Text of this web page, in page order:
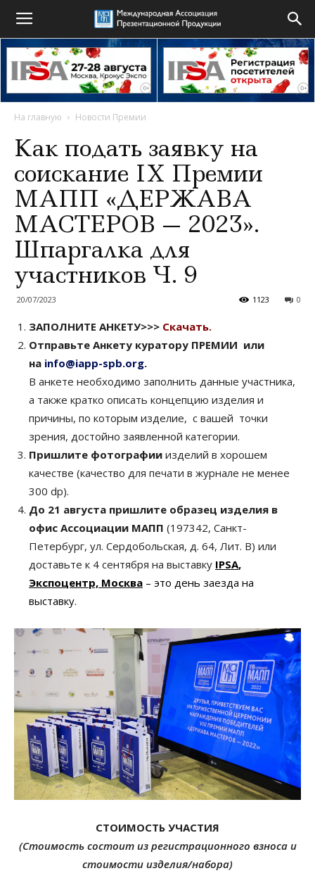
На главную Новости Премии
Как подать заявку на
соискание IX Премии
МАПП «ДЕРЖАВА
МАСТЕРОВ — 2023».
Шпаргалка для
участников Ч. 9
20/07/2023 0
1123
ЗАПОЛНИТЕ АНКЕТУ>>> Скачать.
Отправьте Анкету куратору ПРЕМИИ или
на info@iapp-spb.org.
В анкете необходимо заполнить данные участника,
а также кратко описать концепцию изделия и
причины, по которым изделие, с вашей точки
зрения, достойно заявленной категории.
Пришлите фотографии изделий в хорошем
качестве (качество для печати в журнале не менее
300 dp).
До 21 августа пришлите образец изделия в
офис Ассоциации МАПП (197342, Санкт-
Петербург, ул. Сердобольская, д. 64, Лит. В) или
доставьте к 4 сентября на выставку IPSA,
Экспоцентр, Москва – это день заезда на
выставку.
СТОИМОСТЬ УЧАСТИЯ
(Стоимость состоит из регистрационного взноса и
стоимости изделия/набора)